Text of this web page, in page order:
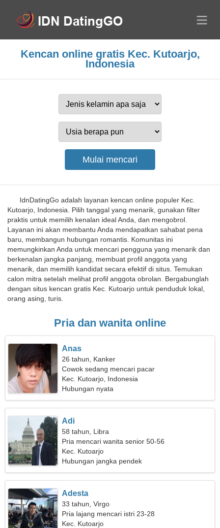
Kencan online gratis Kec. Kutoarjo,
Indonesia
IdnDatingGo adalah layanan kencan online populer Kec.
Kutoarjo, Indonesia. Pilih tanggal yang menarik, gunakan filter
praktis untuk memilih kenalan ideal Anda, dan mengobrol.
Layanan ini akan membantu Anda mendapatkan sahabat pena
baru, membangun hubungan romantis. Komunitas ini
memungkinkan Anda untuk mencari pengguna yang menarik dan
berkenalan jangka panjang, membuat profil anggota yang
menarik, dan memilih kandidat secara efektif di situs. Temukan
calon mitra setelah melihat profil anggota obrolan. Bergabunglah
dengan situs kencan gratis Kec. Kutoarjo untuk penduduk lokal,
orang asing, turis.
Pria dan wanita online
Anas
26 tahun, Kanker
Cowok sedang mencari pacar
Kec. Kutoarjo, Indonesia
Hubungan nyata
Adi
58 tahun, Libra
Pria mencari wanita senior 50-56
Kec. Kutoarjo
Hubungan jangka pendek
Adesta
33 tahun, Virgo
Pria lajang mencari istri 23-28
Kec. Kutoarjo